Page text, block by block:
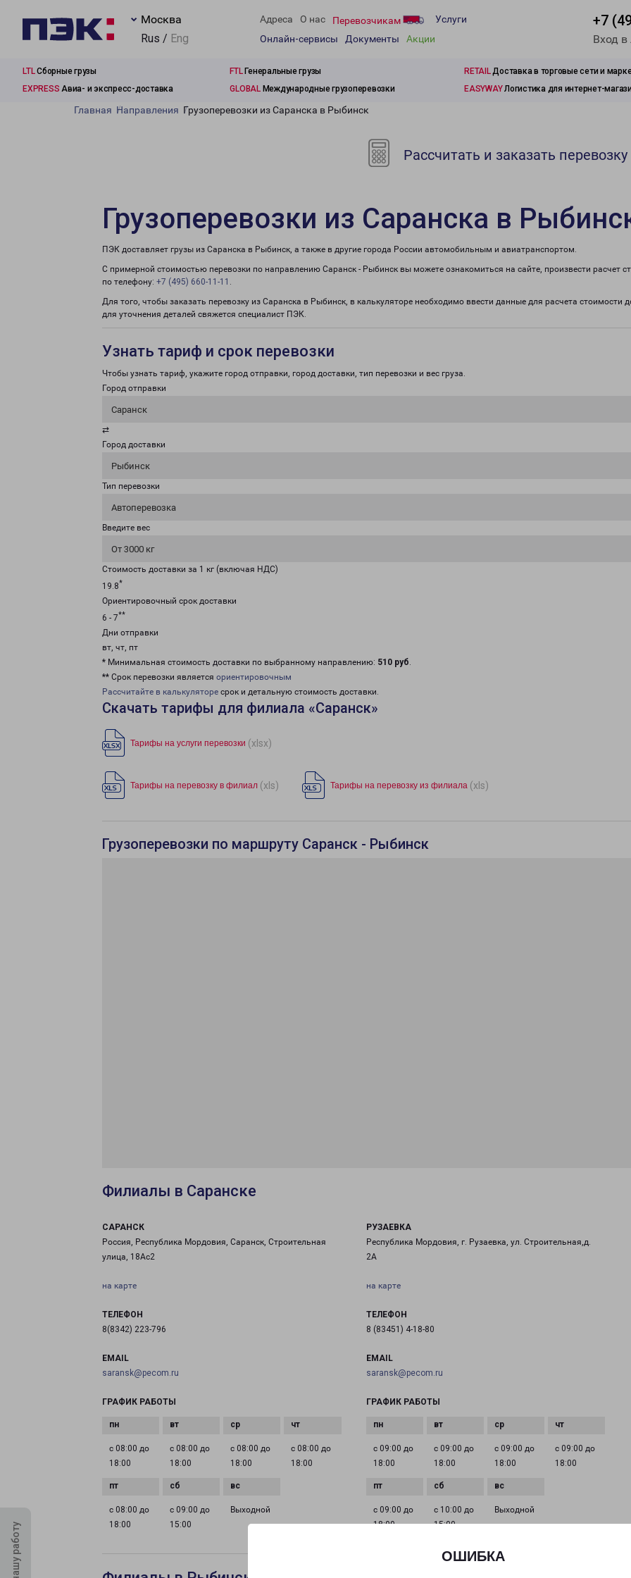
ОШИБКА
Москва
Rus / Eng
Адреса О нас Перевозчикам
Услуги
Онлайн-сервисы
Документы Акции
+7
Вход
LTLСборные грузы FTLГенеральные грузы RETAILДоставка в торговые сети и
EXPRESS Авиа- и экспресс-доставка GLOBALМеждународные грузоперевозки EASYWAYЛогистика для интернет-
Главная Направления Грузоперевозки из Саранска в Рыбинск
Рассчитать и заказать перевозку
Грузоперевозки из Саранска в
ПЭК доставляет грузы из Саранска в Рыбинск, а также в другие города России автомобильным и авиатранспортом.
С примерной стоимостью перевозки по направлению Саранск - Рыбинск вы можете ознакомиться на сайте, произвести расчет
по телефону: +7 (495) 660-11-11 .
Для того, чтобы заказать перевозку из Саранска в Рыбинск, в калькуляторе необходимо ввести данные для расчета стоимости
для уточнения деталей свяжется специалист ПЭК.
Узнать тариф и срок перевозки
Чтобы узнать тариф, укажите город отправки, город доставки, тип перевозки и вес груза.
Город отправки
Саранск
⇄
Город доставки
Рыбинск
Тип перевозки
Автоперевозка
Введите вес
От 3000 кг
Стоимость доставки за 1 кг (включая НДС)
19.8*
Ориентировочный срок доставки
6 - 7**
Дни отправки
вт, чт, пт
* Минимальная стоимость доставки по выбранному направлению: 510 руб.
** Срок перевозки является ориентировочным
Рассчитайте в калькуляторе срок и детальную стоимость доставки.
Скачать тарифы для филиала «Саранск»
Тарифы на услуги перевозки (xlsx)
Тарифы на перевозку в филиал (xls) Тарифы на перевозку из филиала (xls)
Грузоперевозки по маршруту Саранск - Рыбинск
Филиалы в Саранске
САРАНСК
Россия, Республика Мордовия, Саранск, Строительная
улица, 18Ас2
на карте
ТЕЛЕФОН
8(8342) 223-796
EMAIL
saransk@pecom.ru
ГРАФИК РАБОТЫ
с 08:00 до
18:00
с 08:00 до
18:00
с 08:00 до
18:00
с 08:00 до
18:00
с 08:00 до
18:00
с 09:00 до
15:00
Выходной
РУЗАЕВКА
Республика Мордовия, г. Рузаевка, ул. Строительная,д.
2А
на карте
ТЕЛЕФОН
8 (83451) 4-18-80
EMAIL
saransk@pecom.ru
ГРАФИК РАБОТЫ
с 09:00 до
18:00
с 09:00 до
18:00
с 09:00 до
18:00
с 09:00 до
18:00
с 09:00 до
18:00
с 10:00 до
15:00
Выходной